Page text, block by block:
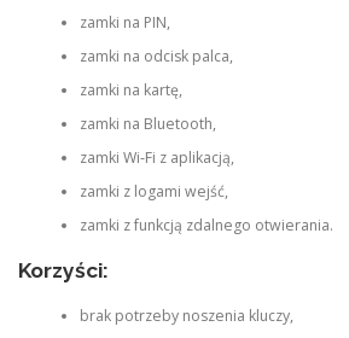
zamki na PIN,
zamki na odcisk palca,
zamki na kartę,
zamki na Bluetooth,
zamki Wi‑Fi z aplikacją,
zamki z logami wejść,
zamki z funkcją zdalnego otwierania.
Korzyści:
brak potrzeby noszenia kluczy,